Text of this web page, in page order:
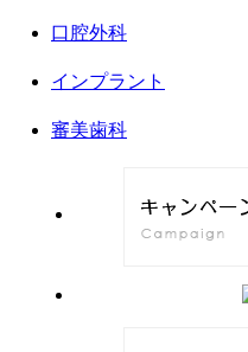
口腔外科
インプラント
審美歯科